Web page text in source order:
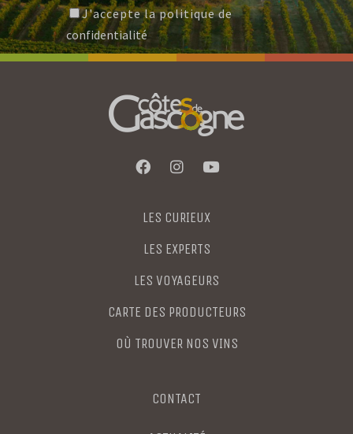
J'accepte la politique de
confidentialité
LES CURIEUX
LES EXPERTS
LES VOYAGEURS
CARTE DES PRODUCTEURS
OÙ TROUVER NOS VINS
CONTACT